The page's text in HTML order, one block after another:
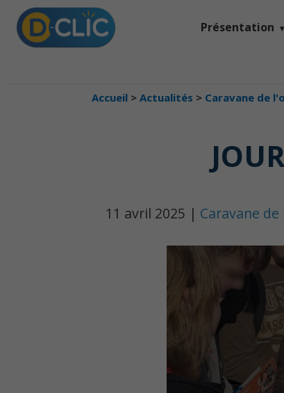
Présentation
Accueil > Actualités > Caravane de
11 avril 2025 | Caravane